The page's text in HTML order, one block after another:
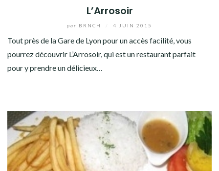
L’Arrosoir
par BRNCH 4 JUIN 2015
Tout près de la Gare de Lyon pour un accès facilité, vous
pourrez découvrir L’Arrosoir, qui est un restaurant parfait
pour y prendre un délicieux…